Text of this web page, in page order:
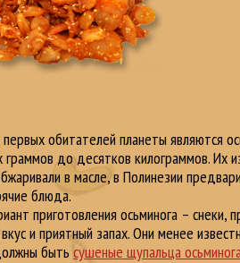
обитателей планеты являются
граммов до десятков килограммов. Их
в масле, в Полинезии
блюда.
приготовления осьминога –
и приятный запах. Они менее
быть сушеные щупальца